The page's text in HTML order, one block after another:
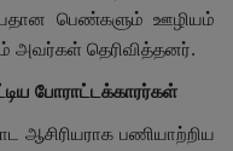
பெண்களும் ஊழியம்
அவர்கள் தெரிவித்தனர்.
போராட்டக்காரர்கள்
ஆசிரியராக பணியாற்றிய